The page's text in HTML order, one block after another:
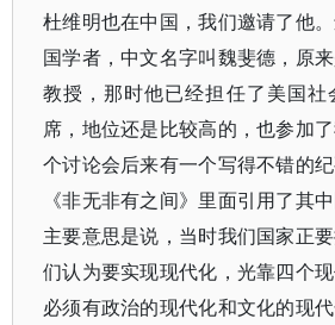
杜维明也在中国，我们邀请了他
国学者，中文名字叫魏斐德，原
教授，那时他已经担任了美国社
席，地位还是比较高的，也参加
个讨论会后来有一个写得不错的
《非无非有之间》里面引用了其
主要意思是说，当时我们国家正
们认为要实现现代化，光靠四个
必须有政治的现代化和文化的现